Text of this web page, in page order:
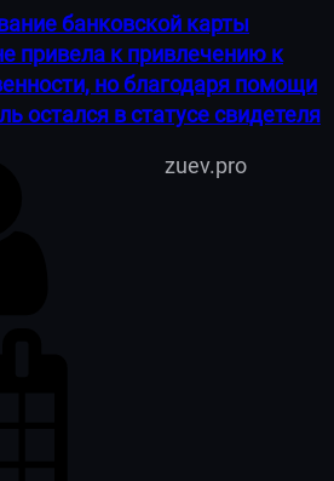
банковской карты
привела к привлечению к
но благодаря помощи
остался в статусе свидетеля
zuev.pro